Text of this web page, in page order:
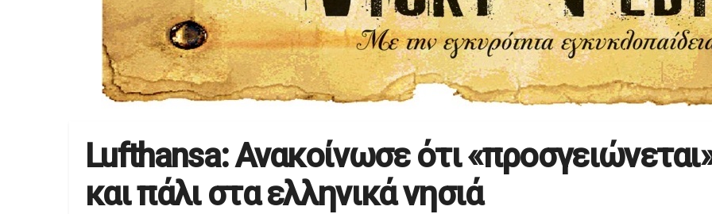
Lufthansa: Ανακοίνωσε ότι
και πάλι στα ελληνικά νησιά